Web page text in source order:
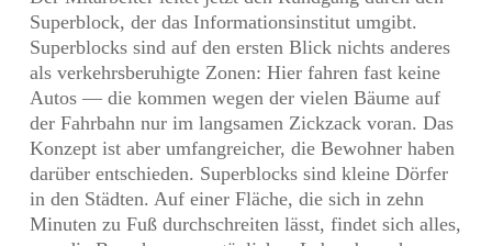
Superblock, der das Informationsinstitut umgibt.
Superblocks sind auf den ersten Blick nichts anderes
als verkehrsberuhigte Zonen: Hier fahren fast keine
Autos — die kommen wegen der vielen Bäume auf
der Fahrbahn nur im langsamen Zickzack voran. Das
Konzept ist aber umfangreicher, die Bewohner haben
darüber entschieden. Superblocks sind kleine Dörfer
in den Städten. Auf einer Fläche, die sich in zehn
Minuten zu Fuß durchschreiten lässt, findet sich alles,